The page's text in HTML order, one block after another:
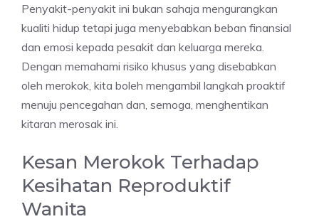
Penyakit-penyakit ini bukan sahaja mengurangkan
kualiti hidup tetapi juga menyebabkan beban finansial
dan emosi kepada pesakit dan keluarga mereka.
Dengan memahami risiko khusus yang disebabkan
oleh merokok, kita boleh mengambil langkah proaktif
menuju pencegahan dan, semoga, menghentikan
kitaran merosak ini.
Kesan Merokok Terhadap
Kesihatan Reproduktif
Wanita